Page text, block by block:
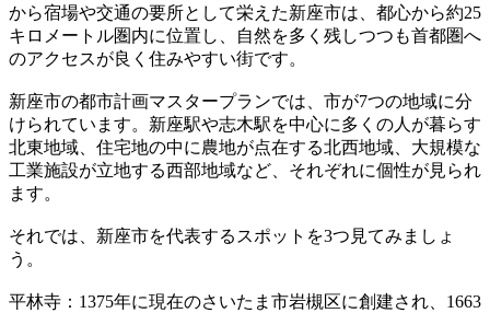
から宿場や交通の要所として栄えた新座市は、都心から約25
キロメートル圏内に位置し、自然を多く残しつつも首都圏へ
のアクセスが良く住みやすい街です。
新座市の都市計画マスタープランでは、市が7つの地域に分
けられています。新座駅や志木駅を中心に多くの人が暮らす
北東地域、住宅地の中に農地が点在する北西地域、大規模な
工業施設が立地する西部地域など、それぞれに個性が見られ
ます。
それでは、新座市を代表するスポットを3つ見てみましょ
う。
平林寺：1375年に現在のさいたま市岩槻区に創建され、1663